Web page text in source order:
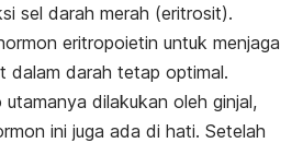
sel darah merah (eritrosit).
eritropoietin untuk menjaga
dalam darah tetap optimal.
dilakukan oleh ginjal,
ini juga ada di hati. Setelah